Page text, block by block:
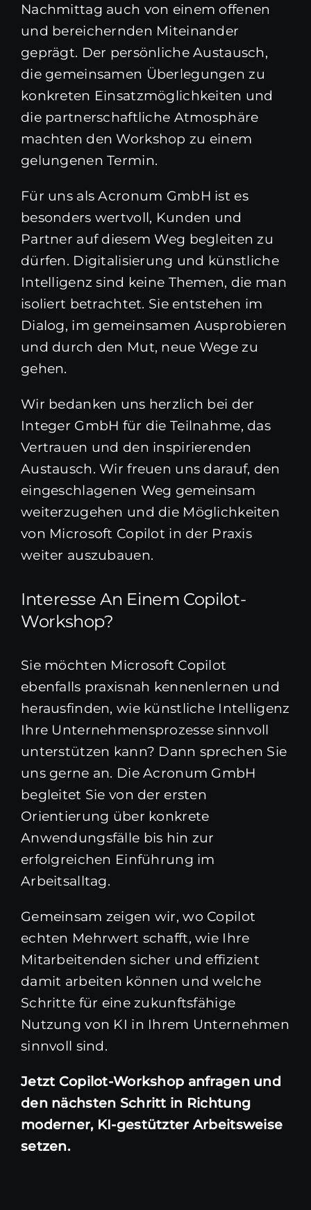
Nachmittag auch von einem offenen
und bereichernden Miteinander
geprägt. Der persönliche Austausch,
die gemeinsamen Überlegungen zu
konkreten Einsatzmöglichkeiten und
die partnerschaftliche Atmosphäre
machten den Workshop zu einem
gelungenen Termin.
Für uns als Acronum GmbH ist es
besonders wertvoll, Kunden und
Partner auf diesem Weg begleiten zu
dürfen. Digitalisierung und künstliche
Intelligenz sind keine Themen, die man
isoliert betrachtet. Sie entstehen im
Dialog, im gemeinsamen Ausprobieren
und durch den Mut, neue Wege zu
gehen.
Wir bedanken uns herzlich bei der
Integer GmbH für die Teilnahme, das
Vertrauen und den inspirierenden
Austausch. Wir freuen uns darauf, den
eingeschlagenen Weg gemeinsam
weiterzugehen und die Möglichkeiten
von Microsoft Copilot in der Praxis
weiter auszubauen.
Interesse An Einem Copilot-
Workshop?
Sie möchten Microsoft Copilot
ebenfalls praxisnah kennenlernen und
herausfinden, wie künstliche Intelligenz
Ihre Unternehmensprozesse sinnvoll
unterstützen kann? Dann sprechen Sie
uns gerne an. Die Acronum GmbH
begleitet Sie von der ersten
Orientierung über konkrete
Anwendungsfälle bis hin zur
erfolgreichen Einführung im
Arbeitsalltag.
Gemeinsam zeigen wir, wo Copilot
echten Mehrwert schafft, wie Ihre
Mitarbeitenden sicher und effizient
damit arbeiten können und welche
Schritte für eine zukunftsfähige
Nutzung von KI in Ihrem Unternehmen
sinnvoll sind.
Jetzt Copilot-Workshop anfragen und
den nächsten Schritt in Richtung
moderner, KI-gestützter Arbeitsweise
setzen.